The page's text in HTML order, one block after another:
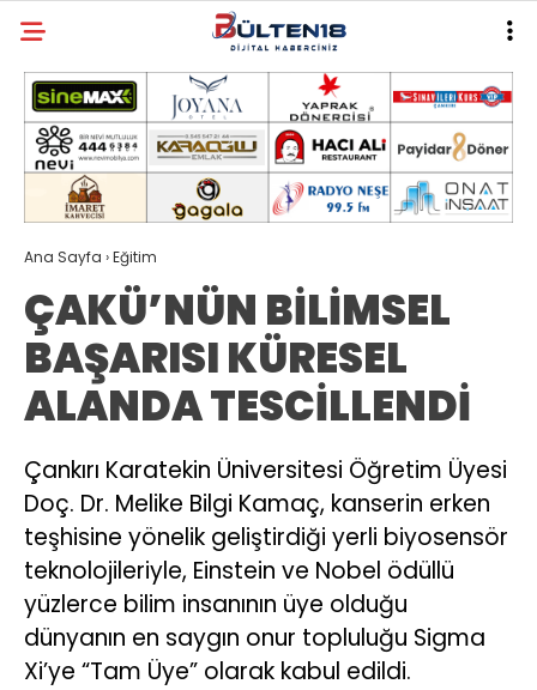
Ana Sayfa ›Eğitim
ÇAKÜ’NÜN BİLİMSEL
BAŞARISI KÜRESEL
ALANDA TESCİLLENDİ
Çankırı Karatekin Üniversitesi Öğretim Üyesi
Doç. Dr. Melike Bilgi Kamaç, kanserin erken
teşhisine yönelik geliştirdiği yerli biyosensör
teknolojileriyle, Einstein ve Nobel ödüllü
yüzlerce bilim insanının üye olduğu
dünyanın en saygın onur topluluğu Sigma
Xi’ye “Tam Üye” olarak kabul edildi.